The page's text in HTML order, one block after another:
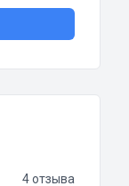
4 отзыва